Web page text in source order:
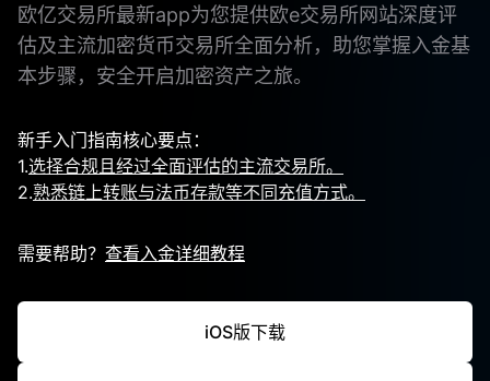
欧亿交易所最新app为您提供欧e交易所网站深度评
估及主流加密货币交易所全面分析，助您掌握入金基
本步骤，安全开启加密资产之旅。
新手入门指南核心要点：
1.选择合规且经过全面评估的主流交易所。
2.熟悉链上转账与法币存款等不同充值方式。
需要帮助？ 查看入金详细教程
iOS版下载